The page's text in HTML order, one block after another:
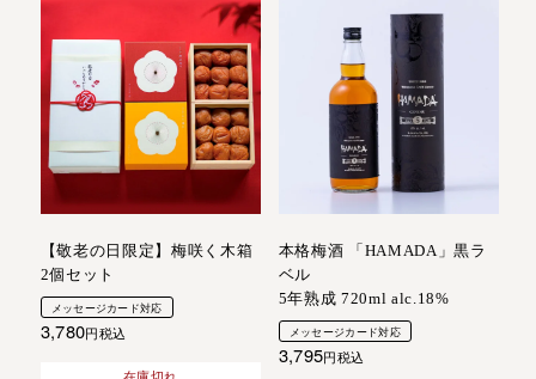
【敬老の日限定】梅咲く木箱
2個セット
メッセージカード対応
3,780 税込
在庫切れ
本格梅酒 「HAMADA」黒ラ
ベル
5年熟成 720ml alc.18%
メッセージカード対応
3,795 税込